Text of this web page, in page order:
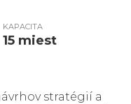
KAPACITA
15 miest
stratégií a